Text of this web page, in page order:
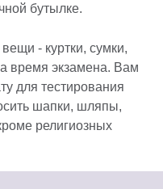
бутылке.
- куртки, сумки,
время экзамена. Вам
для тестирования
шапки, шляпы,
религиозных